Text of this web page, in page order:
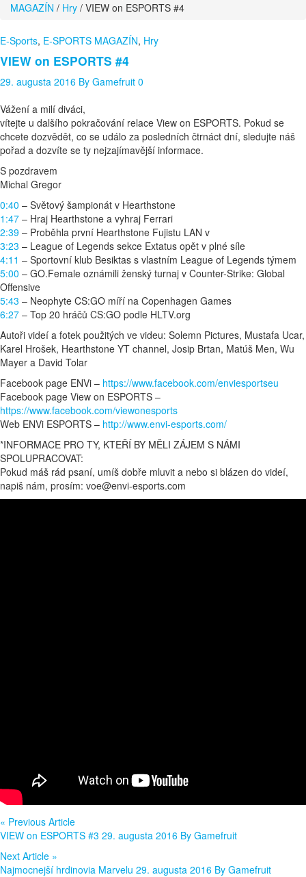
MAGAZÍN / Hry / VIEW on ESPORTS #4
E-Sports, E-SPORTS MAGAZÍN, Hry
VIEW on ESPORTS #4
29. augusta 2016 By Gamefruit 0
Vážení a milí diváci,
vítejte u dalšího pokračování relace View on ESPORTS. Pokud se
chcete dozvědět, co se událo za posledních čtrnáct dní, sledujte náš
pořad a dozvíte se ty nejzajímavější informace.
S pozdravem
Michal Gregor
0:40 – Světový šampionát v Hearthstone
1:47 – Hraj Hearthstone a vyhraj Ferrari
2:39 – Proběhla první Hearthstone Fujistu LAN v
3:23 – League of Legends sekce Extatus opět v plné síle
4:11 – Sportovní klub Besiktas s vlastním League of Legends týmem
5:00 – GO.Female oznámili ženský turnaj v Counter-Strike: Global
Offensive
5:43 – Neophyte CS:GO míří na Copenhagen Games
6:27 – Top 20 hráčů CS:GO podle HLTV.org
Autoři videí a fotek použitých ve videu: Solemn Pictures, Mustafa Ucar,
Karel Hrošek, Hearthstone YT channel, Josip Brtan, Matúš Men, Wu
Mayer a David Tolar
Facebook page ENVi – https://www.facebook.com/enviesportseu
Facebook page View on ESPORTS –
https://www.facebook.com/viewonesports
Web ENVi ESPORTS – http://www.envi-esports.com/
*INFORMACE PRO TY, KTEŘÍ BY MĚLI ZÁJEM S NÁMI
SPOLUPRACOVAT:
Pokud máš rád psaní, umíš dobře mluvit a nebo si blázen do videí,
napiš nám, prosím: voe@envi-esports.com
« Previous Article
VIEW on ESPORTS #3 29. augusta 2016 By Gamefruit
Next Article »
Najmocnejší hrdinovia Marvelu 29. augusta 2016 By Gamefruit